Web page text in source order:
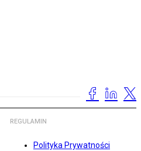
REGULAMIN
Polityka Prywatności